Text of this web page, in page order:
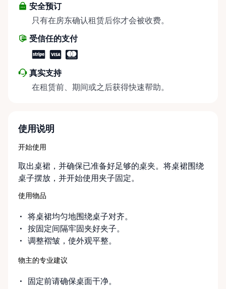
about more than just saving money; it’s about
helping people enjoy more for less while making a
share instead of buy, we’re all doing our part to
make things easier on Mother Nature.
安全预订
只有在房东确认租赁后你才会被收费。
受信任的支付
真实支持
在租赁前、期间或之后获得快速帮助。
使用说明
开始使用
取出桌裙，并确保已准备好足够的桌夹。将桌裙围绕
桌子摆放，并开始使用夹子固定。
使用物品
将桌裙均匀地围绕桌子对齐。
按固定间隔牢固夹好夹子。
调整褶皱，使外观平整。
物主的专业建议
固定前请确保桌面干净。